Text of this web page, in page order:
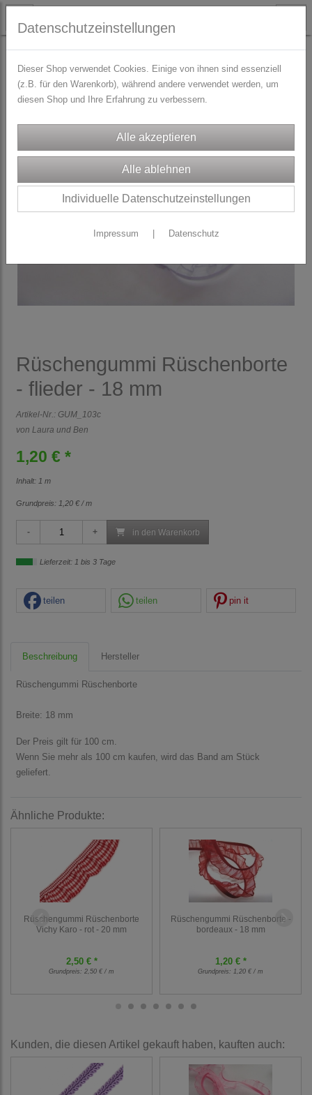
TRACHTENZUBEHÖR Rüschengummi und Wäschegummi
Rüschengummi Rüschenborte
- flieder - 18 mm
Artikel-Nr.: GUM_103c
von Laura und Ben
1,20 € *
Inhalt: 1 m
Grundpreis: 1,20 € / m
in den Warenkorb
Lieferzeit: 1 bis 3 Tage
teilen teilen pin it
Beschreibung Hersteller
Rüschengummi Rüschenborte
Breite: 18 mm
Der Preis gilt für 100 cm.
Wenn Sie mehr als 100 cm kaufen, wird das Band am Stück
geliefert.
Ähnliche Produkte:
Rüschengummi Rüschenborte
Vichy Karo - rot - 20 mm
2,50 € *
Grundpreis: 2,50 € / m
Rüschengummi Rüschenborte -
bordeaux - 18 mm
1,20 € *
Grundpreis: 1,20 € / m
Kunden, die diesen Artikel gekauft haben, kauften auch:
Datenschutzeinstellungen
Dieser Shop verwendet Cookies. Einige von ihnen sind essenziell
(z.B. für den Warenkorb), während andere verwendet werden, um
diesen Shop und Ihre Erfahrung zu verbessern.
Individuelle Datenschutzeinstellungen
Impressum Datenschutz